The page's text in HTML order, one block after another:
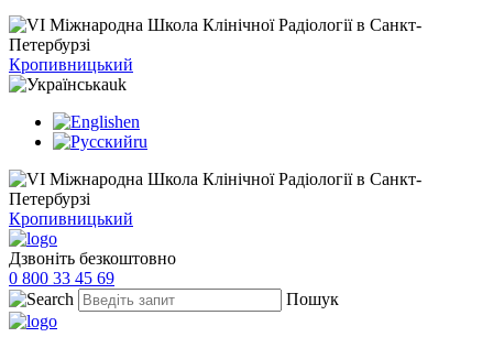
Кропивницький
uk
en
ru
Кропивницький
Дзвоніть безкоштовно
0 800 33 45 69
Пошук